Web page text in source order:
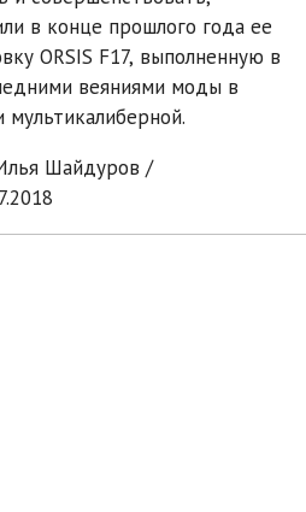
в конце прошлого года ее
ORSIS F17, выполненную в
веяниями моды в
Шайдуров /